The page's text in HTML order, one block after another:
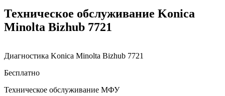
Техническое обслуживание Konica
Minolta Bizhub 7721
Диагностика Konica Minolta Bizhub 7721
Бесплатно
Техническое обслуживание МФУ